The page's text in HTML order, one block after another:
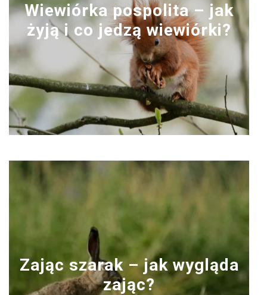
Wiewiórka pospolita – jak
żyją i co jedzą wiewiórki?
Zając szarak – jak wygląda
zając?